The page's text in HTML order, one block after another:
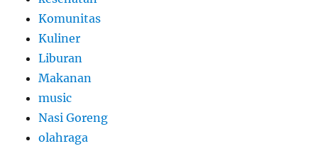
Komunitas
Kuliner
Liburan
Makanan
music
Nasi Goreng
olahraga